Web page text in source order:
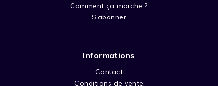
Comment ça marche ?
S’abonner
Informations
Contact
Conditions de vente